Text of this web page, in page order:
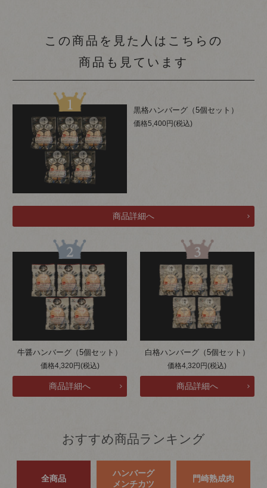
この商品を見た人はこちらの
商品も見ています
黒格ハンバーグ（5個セット）
価格5,400円(税込)
牛醤ハンバーグ（5個セット）
価格4,320円(税込)
白格ハンバーグ（5個セット）
価格4,320円(税込)
おすすめ商品ランキング
全商品
ハンバーグ
メンチカツ
門崎熟成肉